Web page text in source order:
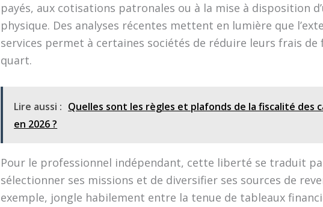
payés, aux cotisations patronales ou à la mise à disposition
physique. Des analyses récentes mettent en lumière que
services permet à certaines sociétés de réduire leurs frais de
quart.
Lire aussi : Quelles sont les règles et plafonds de la fiscalité des
en 2026 ?
Pour le professionnel indépendant, cette liberté se traduit
sélectionner ses missions et de diversifier ses sources de
exemple, jongle habilement entre la tenue de tableaux